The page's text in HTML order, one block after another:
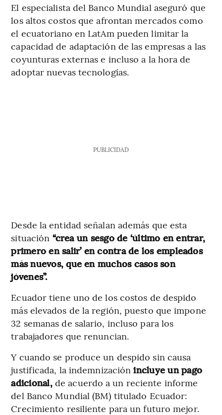
El especialista del Banco Mundial aseguró que
los altos costos que afrontan mercados como
el ecuatoriano en LatAm pueden limitar la
capacidad de adaptación de las empresas a las
coyunturas externas e incluso a la hora de
adoptar nuevas tecnologías.
PUBLICIDAD
Desde la entidad señalan además que esta
situación “crea un sesgo de ‘último en entrar,
primero en salir’ en contra de los empleados
más nuevos, que en muchos casos son
jóvenes”.
Ecuador tiene uno de los costos de despido
más elevados de la región, puesto que impone
32 semanas de salario, incluso para los
trabajadores que renuncian.
Y cuando se produce un despido sin causa
justificada, la indemnizaciónincluye un pago
adicional,de acuerdo a un reciente informe
del Banco Mundial (BM) titulado Ecuador:
Crecimiento resiliente para un futuro mejor.